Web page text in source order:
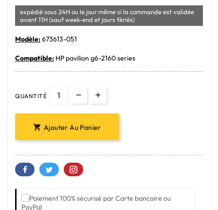
expédié sous 24H ou le jour même si la commande est validée
avant 11H (sauf week-end et jours fériés)
Modèle:673613-051
Compatible: HP pavilion g6-2160 series
QUANTITÉ
 Ajouter Au Panier